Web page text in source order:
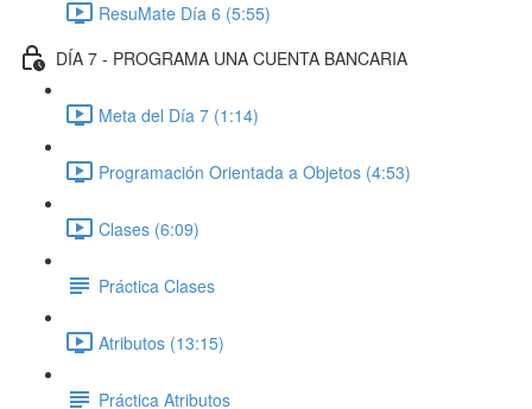
ResuMate Día 6 (5:55)
DÍA 7 - PROGRAMA UNA CUENTA BANCARIA
Meta del Día 7 (1:14)
Programación Orientada a Objetos (4:53)
Clases (6:09)
Práctica Clases
Atributos (13:15)
Práctica Atributos